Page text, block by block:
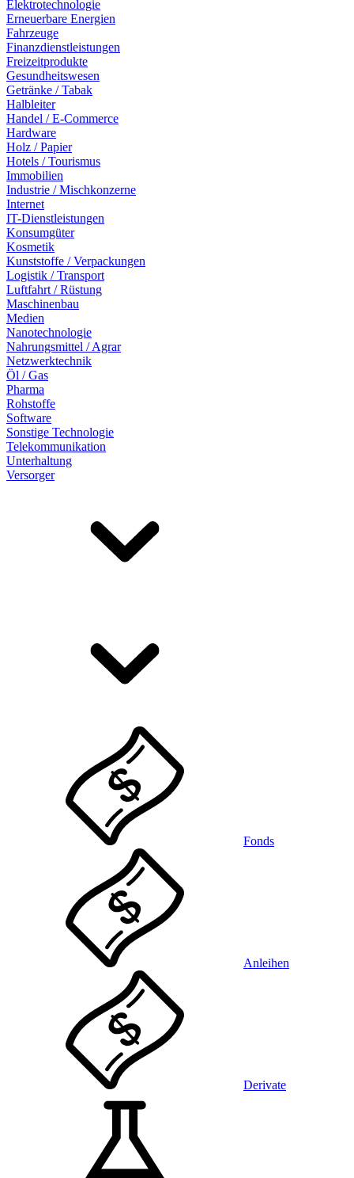
Elektrotechnologie
Erneuerbare Energien
Fahrzeuge
Finanzdienstleistungen
Freizeitprodukte
Gesundheitswesen
Getränke / Tabak
Halbleiter
Handel / E-Commerce
Hardware
Holz / Papier
Hotels / Tourismus
Immobilien
Industrie / Mischkonzerne
Internet
IT-Dienstleistungen
Konsumgüter
Kosmetik
Kunststoffe / Verpackungen
Logistik / Transport
Luftfahrt / Rüstung
Maschinenbau
Medien
Nanotechnologie
Nahrungsmittel / Agrar
Netzwerktechnik
Öl / Gas
Pharma
Rohstoffe
Software
Sonstige Technologie
Telekommunikation
Unterhaltung
Versorger
Fonds
Anleihen
Derivate